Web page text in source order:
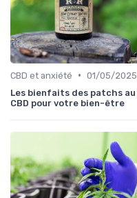
CBD et anxiété • 01/05/2025
Les bienfaits des patchs au
CBD pour votre bien-être